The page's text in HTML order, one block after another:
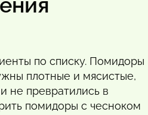
по списку. Помидоры
плотные и мясистые,
не превратились в
помидоры с чесноком